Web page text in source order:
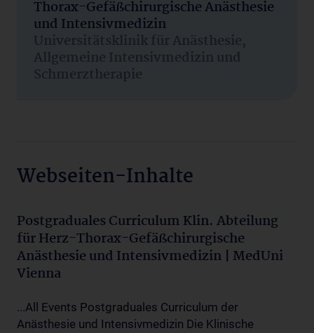
Thorax-Gefäßchirurgische Anästhesie
und Intensivmedizin
Universitätsklinik für Anästhesie,
Allgemeine Intensivmedizin und
Schmerztherapie
Webseiten-Inhalte
Postgraduales Curriculum Klin. Abteilung
für Herz-Thorax-Gefäßchirurgische
Anästhesie und Intensivmedizin | MedUni
Vienna
...All Events Postgraduales Curriculum der
Anästhesie und Intensivmedizin Die Klinische